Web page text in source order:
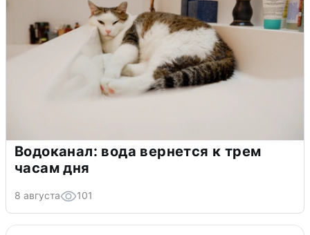
Водоканал: вода вернется к трем
часам дня
8 августа 101